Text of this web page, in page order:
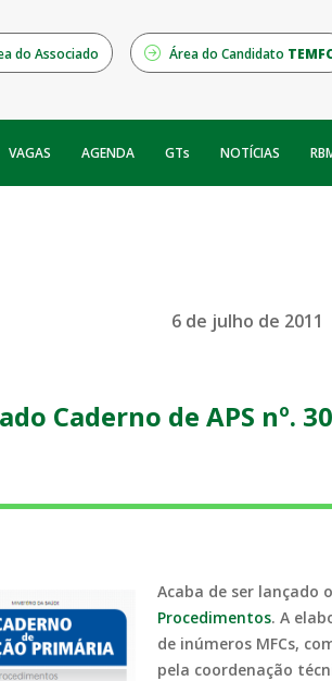
do Associado Área do Candidato
VAGAS AGENDA GTs NOTÍCIAS
6 de julho de 2011
Caderno de APS nº.
Acaba de ser lançado o
Procedimentos. A
de inúmeros MFCs,
pela coordenação